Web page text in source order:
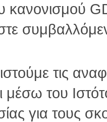
κανονισμού
τις
μέσω του
για τους